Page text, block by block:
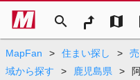
search map
MapFan > 住まい探し >
域から探す
> 鹿児島県 >